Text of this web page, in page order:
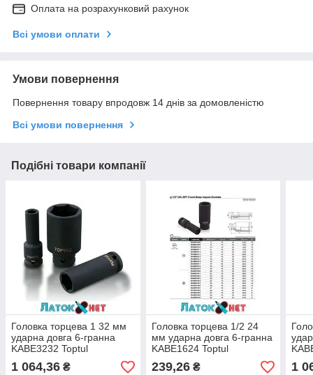
Оплата на розрахунковий рахунок
Всі умови оплати
Умови повернення
Повернення товару впродовж 14 днів за домовленістю
Всі умови повернення
Подібні товари компанії
Головка торцева 1 32 мм
ударна довга 6-гранна
KABE3232 Toptul
1 064,36 ₴
Головка торцева 1/2 24
мм ударна довга 6-гранна
KABE1624 Toptul
239,26₴ 1